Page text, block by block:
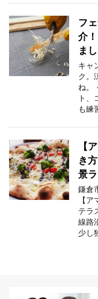
フ
介
まし
キャ
ク。
ね。
ト、
も練
【
き
景
鎌倉
【
テラ
線路
少し